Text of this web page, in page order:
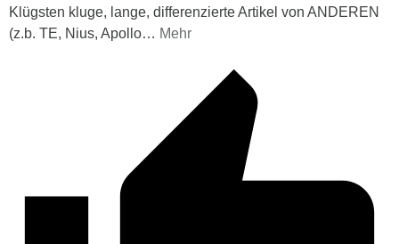
Klügsten kluge, lange, differenzierte Artikel von ANDEREN
(z.b. TE, Nius, Apollo… Mehr